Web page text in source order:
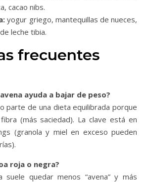
cacao nibs.
yogur griego, mantequillas de nueces,
leche tibia.
frecuentes
ayuda a bajar de peso?
parte de una dieta equilibrada porque
(más saciedad). La clave está en
(granola y miel en exceso pueden
roja o negra?
quedar menos “avena” y más